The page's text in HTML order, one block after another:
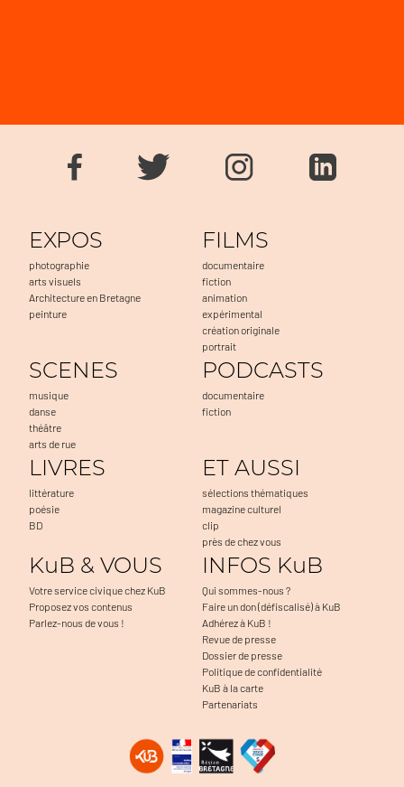
EXPOS
photographie
arts visuels
Architecture en Bretagne
peinture
FILMS
documentaire
fiction
animation
expérimental
création originale
portrait
SCENES
musique
danse
théâtre
arts de rue
PODCASTS
documentaire
fiction
LIVRES
littérature
poésie
BD
ET AUSSI
sélections thématiques
magazine culturel
clip
près de chez vous
KuB & VOUS
Votre service civique chez KuB
Proposez vos contenus
Parlez-nous de vous !
INFOS KuB
Qui sommes-nous ?
Faire un don (défiscalisé) à KuB
Adhérez à KuB !
Revue de presse
Dossier de presse
Politique de confidentialité
KuB à la carte
Partenariats